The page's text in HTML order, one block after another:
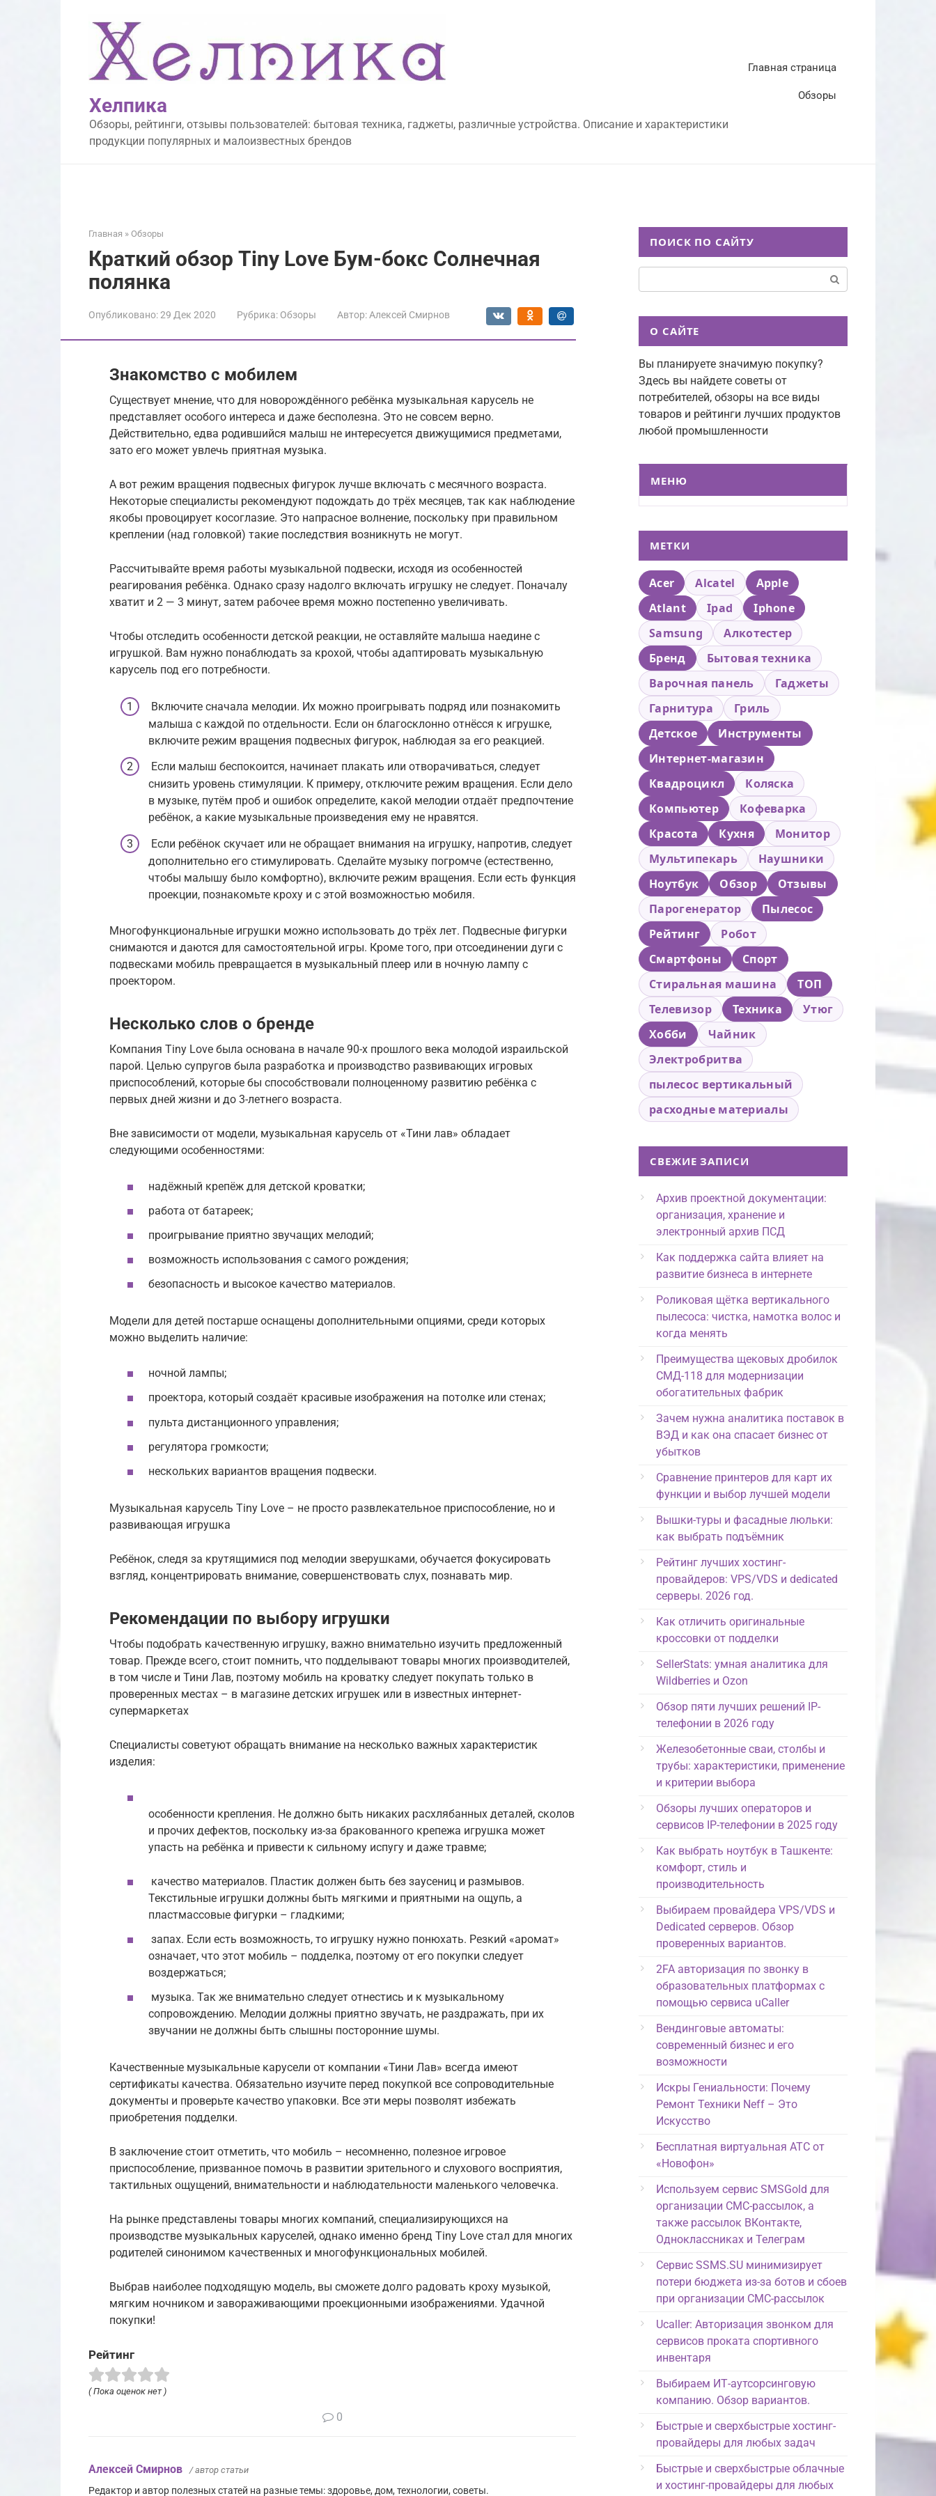
Хелпика
Обзоры, рейтинги, отзывы пользователей: бытовая техника, гаджеты, различные устройства. Описание и характеристики
продукции популярных и малоизвестных брендов
Главная страница
Обзоры
Главная » Обзоры
Краткий обзор Tiny Love Бум-бокс Солнечная
полянка
Опубликовано:29 Дек 2020 Рубрика: Обзоры Автор: Алексей Смирнов
Знакомство с мобилем
Существует мнение, что для новорождённого ребёнка музыкальная карусель не
представляет особого интереса и даже бесполезна. Это не совсем верно.
Действительно, едва родившийся малыш не интересуется движущимися предметами,
зато его может увлечь приятная музыка.
А вот режим вращения подвесных фигурок лучше включать с месячного возраста.
Некоторые специалисты рекомендуют подождать до трёх месяцев, так как наблюдение
якобы провоцирует косоглазие. Это напрасное волнение, поскольку при правильном
креплении (над головкой) такие последствия возникнуть не могут.
Рассчитывайте время работы музыкальной подвески, исходя из особенностей
реагирования ребёнка. Однако сразу надолго включать игрушку не следует. Поначалу
хватит и 2 — 3 минут, затем рабочее время можно постепенно увеличивать.
Чтобы отследить особенности детской реакции, не оставляйте малыша наедине с
игрушкой. Вам нужно понаблюдать за крохой, чтобы адаптировать музыкальную
карусель под его потребности.
Включите сначала мелодии. Их можно проигрывать подряд или познакомить
малыша с каждой по отдельности. Если он благосклонно отнёсся к игрушке,
включите режим вращения подвесных фигурок, наблюдая за его реакцией.
Если малыш беспокоится, начинает плакать или отворачиваться, следует
снизить уровень стимуляции. К примеру, отключите режим вращения. Если дело
в музыке, путём проб и ошибок определите, какой мелодии отдаёт предпочтение
ребёнок, а какие музыкальные произведения ему не нравятся.
Если ребёнок скучает или не обращает внимания на игрушку, напротив, следует
дополнительно его стимулировать. Сделайте музыку погромче (естественно,
чтобы малышу было комфортно), включите режим вращения. Если есть функция
проекции, познакомьте кроху и с этой возможностью мобиля.
Многофункциональные игрушки можно использовать до трёх лет. Подвесные фигурки
снимаются и даются для самостоятельной игры. Кроме того, при отсоединении дуги с
подвесками мобиль превращается в музыкальный плеер или в ночную лампу с
проектором.
Несколько слов о бренде
Компания Tiny Love была основана в начале 90-х прошлого века молодой израильской
парой. Целью супругов была разработка и производство развивающих игровых
приспособлений, которые бы способствовали полноценному развитию ребёнка с
первых дней жизни и до 3-летнего возраста.
Вне зависимости от модели, музыкальная карусель от «Тини лав» обладает
следующими особенностями:
надёжный крепёж для детской кроватки;
работа от батареек;
проигрывание приятно звучащих мелодий;
возможность использования с самого рождения;
безопасность и высокое качество материалов.
Модели для детей постарше оснащены дополнительными опциями, среди которых
можно выделить наличие:
ночной лампы;
проектора, который создаёт красивые изображения на потолке или стенах;
пульта дистанционного управления;
регулятора громкости;
нескольких вариантов вращения подвески.
Музыкальная карусель Tiny Love – не просто развлекательное приспособление, но и
развивающая игрушка
Ребёнок, следя за крутящимися под мелодии зверушками, обучается фокусировать
взгляд, концентрировать внимание, совершенствовать слух, познавать мир.
Рекомендации по выбору игрушки
Чтобы подобрать качественную игрушку, важно внимательно изучить предложенный
товар. Прежде всего, стоит помнить, что подделывают товары многих производителей,
в том числе и Тини Лав, поэтому мобиль на кроватку следует покупать только в
проверенных местах – в магазине детских игрушек или в известных интернет-
супермаркетах
Специалисты советуют обращать внимание на несколько важных характеристик
изделия:
особенности крепления. Не должно быть никаких расхлябанных деталей, сколов
и прочих дефектов, поскольку из-за бракованного крепежа игрушка может
упасть на ребёнка и привести к сильному испугу и даже травме;
качество материалов. Пластик должен быть без заусениц и размывов.
Текстильные игрушки должны быть мягкими и приятными на ощупь, а
пластмассовые фигурки – гладкими;
запах. Если есть возможность, то игрушку нужно понюхать. Резкий «аромат»
означает, что этот мобиль – подделка, поэтому от его покупки следует
воздержаться;
музыка. Так же внимательно следует отнестись и к музыкальному
сопровождению. Мелодии должны приятно звучать, не раздражать, при их
звучании не должны быть слышны посторонние шумы.
Качественные музыкальные карусели от компании «Тини Лав» всегда имеют
сертификаты качества. Обязательно изучите перед покупкой все сопроводительные
документы и проверьте качество упаковки. Все эти меры позволят избежать
приобретения подделки.
В заключение стоит отметить, что мобиль – несомненно, полезное игровое
приспособление, призванное помочь в развитии зрительного и слухового восприятия,
тактильных ощущений, внимательности и наблюдательности маленького человечка.
На рынке представлены товары многих компаний, специализирующихся на
производстве музыкальных каруселей, однако именно бренд Tiny Love стал для многих
родителей синонимом качественных и многофункциональных мобилей.
Выбрав наиболее подходящую модель, вы сможете долго радовать кроху музыкой,
мягким ночником и завораживающими проекционными изображениями. Удачной
покупки!
Рейтинг
( Пока оценок нет )
0
Алексей Смирнов / автор статьи
Редактор и автор полезных статей на разные темы: здоровье, дом, технологии, советы.
ПОИСК ПО САЙТУ
О САЙТЕ
Вы планируете значимую покупку?
Здесь вы найдете советы от
потребителей, обзоры на все виды
товаров и рейтинги лучших продуктов
любой промышленности
МЕНЮ
МЕТКИ
Acer Alcatel
Apple
Atlant
Ipad
Iphone
Samsung
Алкотестер
Бренд
Бытовая техника
Варочная панель
Гаджеты
Гарнитура
Гриль
Детское
Инструменты
Интернет-магазин
Квадроцикл
Коляска
Компьютер
Кофеварка
Красота
Кухня
Монитор
Мультипекарь
Наушники
Ноутбук
Обзор
Отзывы
Парогенератор
Пылесос
Рейтинг
Робот
Смартфоны
Спорт
Стиральная машина
ТОП
Телевизор
Техника
Утюг
Хобби
Чайник
Электробритва
пылесос вертикальный
расходные материалы
СВЕЖИЕ ЗАПИСИ
Архив проектной документации:
организация, хранение и
электронный архив ПСД
Как поддержка сайта влияет на
развитие бизнеса в интернете
Роликовая щётка вертикального
пылесоса: чистка, намотка волос и
когда менять
Преимущества щековых дробилок
СМД-118 для модернизации
обогатительных фабрик
Зачем нужна аналитика поставок в
ВЭД и как она спасает бизнес от
убытков
Сравнение принтеров для карт их
функции и выбор лучшей модели
Вышки-туры и фасадные люльки:
как выбрать подъёмник
Рейтинг лучших хостинг-
провайдеров: VPS/VDS и dedicated
серверы. 2026 год.
Как отличить оригинальные
кроссовки от подделки
SellerStats: умная аналитика для
Wildberries и Ozon
Обзор пяти лучших решений IP-
телефонии в 2026 году
Железобетонные сваи, столбы и
трубы: характеристики, применение
и критерии выбора
Обзоры лучших операторов и
сервисов IP-телефонии в 2025 году
Как выбрать ноутбук в Ташкенте:
комфорт, стиль и
производительность
Выбираем провайдера VPS/VDS и
Dedicated серверов. Обзор
проверенных вариантов.
2FA авторизация по звонку в
образовательных платформах с
помощью сервиса uCaller
Вендинговые автоматы:
современный бизнес и его
возможности
Искры Гениальности: Почему
Ремонт Техники Neff – Это
Искусство
Бесплатная виртуальная АТС от
«Новофон»
Используем сервис SMSGold для
организации СМС-рассылок, а
также рассылок ВКонтакте,
Одноклассниках и Телеграм
Сервис SSMS.SU минимизирует
потери бюджета из-за ботов и сбоев
при организации СМС-рассылок
Ucaller: Авторизация звонком для
сервисов проката спортивного
инвентаря
Выбираем ИТ-аутсорсинговую
компанию. Обзор вариантов.
Быстрые и сверхбыстрые хостинг-
провайдеры для любых задач
Быстрые и сверхбыстрые облачные
и хостинг-провайдеры для любых